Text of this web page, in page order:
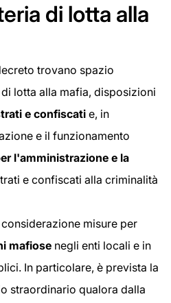
di lotta alla
trovano spazio
lotta alla mafia, disposizioni
e confiscati e, in
e il funzionamento
l'amministrazione e la
e confiscati alla criminalità
misure per
mafiose negli enti locali e in
In particolare, è prevista la
straordinario qualora dalla